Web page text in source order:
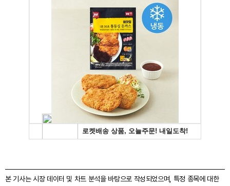
본 기사는 시장 데이터 및 차트 분석을 바탕으로 작성되었으며, 특정 종목에 대한